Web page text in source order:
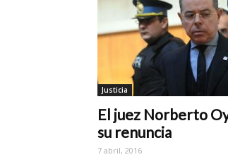
Justicia
El juez Norberto
su renuncia
7 abril, 2016